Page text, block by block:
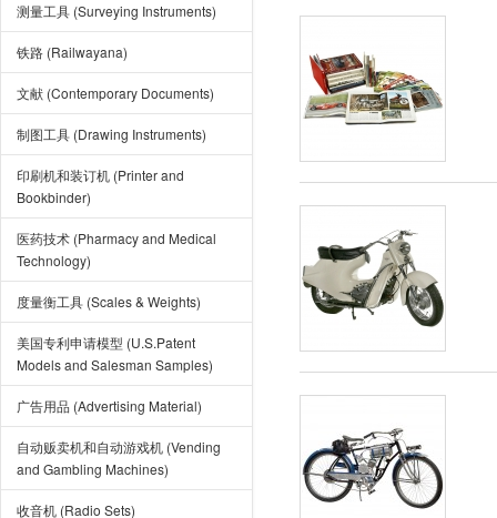
测量工具 (Surveying Instruments)
铁路 (Railwayana)
文献 (Contemporary Documents)
制图工具 (Drawing Instruments)
印刷机和装订机 (Printer and
Bookbinder)
医药技术 (Pharmacy and Medical
Technology)
度量衡工具 (Scales & Weights)
美国专利申请模型 (U.S.Patent
Models and Salesman Samples)
广告用品 (Advertising Material)
自动贩卖机和自动游戏机 (Vending
and Gambling Machines)
收音机 (Radio Sets)